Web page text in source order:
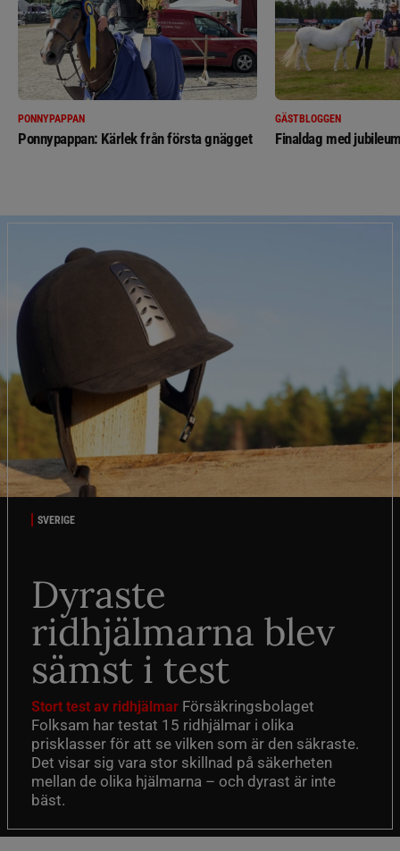
PONNYPAPPAN
Ponnypappan: Kärlek från första gnägget
GÄSTBLOGGEN
Finaldag med
SVERIGE
Dyraste
ridhjälmarna blev
sämst i test
Stort test av ridhjälmar Försäkringsbolaget
Folksam har testat 15 ridhjälmar i olika
prisklasser för att se vilken som är den säkraste.
Det visar sig vara stor skillnad på säkerheten
mellan de olika hjälmarna – och dyrast är inte
bäst.